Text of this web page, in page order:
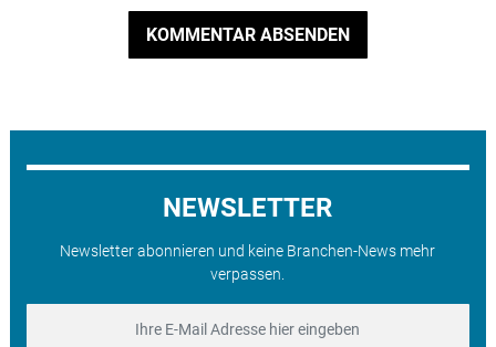
KOMMENTAR ABSENDEN
NEWSLETTER
Newsletter abonnieren und keine Branchen-News mehr
verpassen.